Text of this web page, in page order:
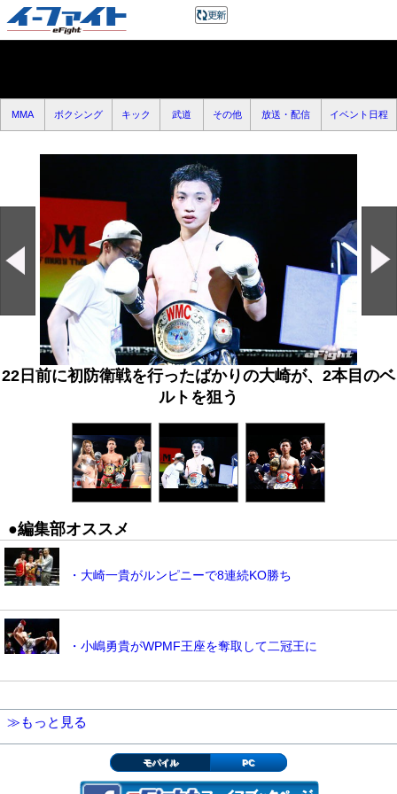
MMA ボクシング キック 武道 その他 放送・配信 イベント日程
22日前に初防衛戦を行ったばかりの大崎が、2本目のベ
ルトを狙う
●編集部オススメ
・大崎一貴がルンピニーで8連続KO勝ち
・小嶋勇貴がWPMF王座を奪取して二冠王に
≫もっと見る
モバイル PC